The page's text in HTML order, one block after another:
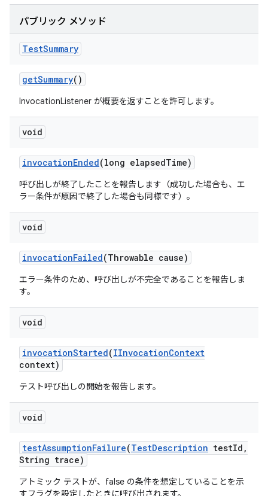
パブリック メソッド
TestSummary
getSummary()
InvocationListener が概要を返すことを許可します。
void
invocationEnded(long elapsedTime)
呼び出しが終了したことを報告します（成功した場合も、エ
ラー条件が原因で終了した場合も同様です）。
void
invocationFailed(Throwable cause)
エラー条件のため、呼び出しが不完全であることを報告しま
す。
void
invocationStarted(IInvocationContext
context)
テスト呼び出しの開始を報告します。
void
testAssumptionFailure(TestDescription testId ,
String trace)
アトミック テストが、false の条件を想定していることを示
すフラグを設定したときに呼び出されます。